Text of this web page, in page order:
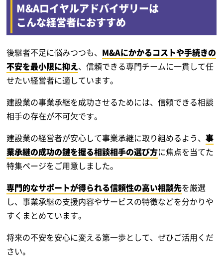
M&Aロイヤルアドバイザリーは
こんな経営者におすすめ
後継者不足に悩みつつも、 M&Aにかかるコストや手続きの
不安を最小限に抑え、信頼できる専門チームに一貫して任
せたい経営者に適しています。
建設業の事業承継を成功させるためには、信頼できる相談
相手の存在が不可欠です。
建設業の経営者が安心して事業承継に取り組めるよう、事
業承継の成功の鍵を握る相談相手の選び方に焦点を当てた
特集ページをご用意しました。
専門的なサポートが得られる信頼性の高い相談先を厳選
し、事業承継の支援内容やサービスの特徴などを分かりや
すくまとめています。
将来の不安を安心に変える第一歩として、ぜひご活用くだ
さい。